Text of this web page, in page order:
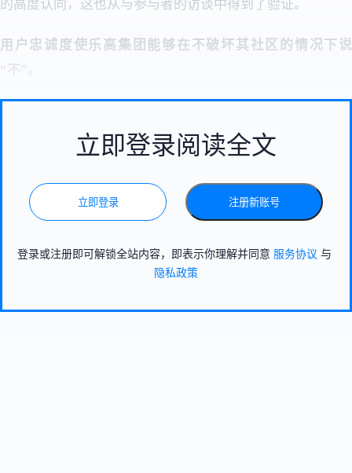
的高度认同，这也从与参与者的访谈中得到了验证。
用户忠诚度使乐高集团能够在不破坏其社区的情况下说
立即登录阅读全文
立即登录 注册新账号
登录或注册即可解锁全站内容，即表示你理解并同意 服务协议 与
隐私政策